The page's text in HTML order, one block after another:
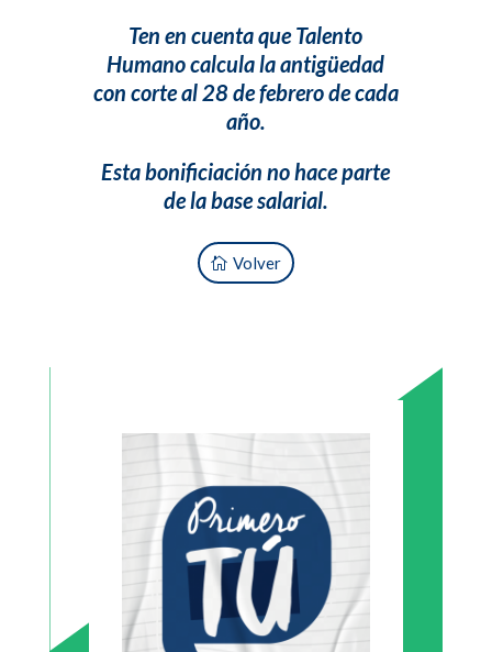
Ten en cuenta que Talento
Humano calcula la antigüedad
con corte al 28 de febrero de cada
año.
Esta bonificiación no hace parte
de la base salarial.
Volver